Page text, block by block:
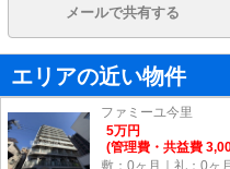
メールで共有する
エリアの近い物件
ファミーユ今里
5万円
(管理費・共益費
敷：0ヶ月｜礼：0ヶ